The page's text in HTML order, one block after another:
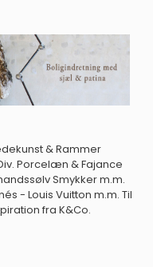
& Rammer
Porcelæn & Fajance
Smykker m.m.
- Louis Vuitton m.m. Til
fra K&Co.